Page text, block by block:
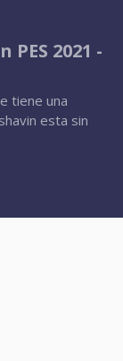
2021 -
tiene una
esta sin